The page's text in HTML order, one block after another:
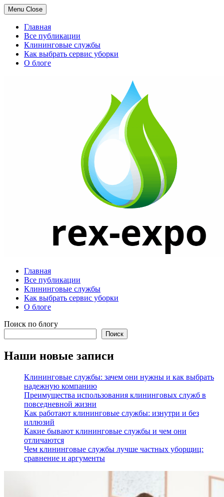
Menu Close
Главная
Все публикации
Клининговые службы
Как выбрать сервис уборки
О блоге
Главная
Все публикации
Клининговые службы
Как выбрать сервис уборки
О блоге
Поиск по блогу
Поиск
Наши новые записи
Клининговые службы: зачем они нужны и как выбрать
надежную компанию
Преимущества использования клининговых служб в
повседневной жизни
Как работают клининговые службы: изнутри и без
иллюзий
Какие бывают клининговые службы и чем они
отличаются
Чем клининговые службы лучше частных уборщиц:
сравнение и аргументы